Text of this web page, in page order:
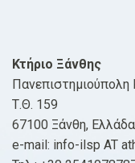
Κτήριο Ξάνθης
Πανεπιστημιούπολη
Τ.Θ. 159
67100 Ξάνθη, Ελλάδα
e-mail: info-ilsp AT